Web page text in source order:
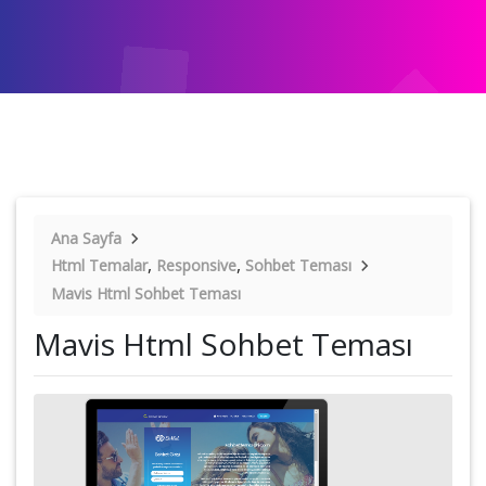
Ana Sayfa
Html Temalar, Responsive, Sohbet Teması
Mavis Html Sohbet Teması
Mavis Html Sohbet Teması